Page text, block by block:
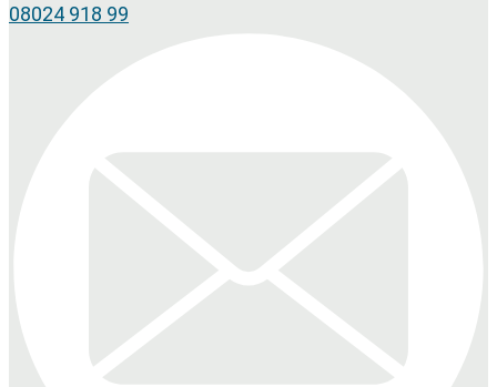
08024 918 99